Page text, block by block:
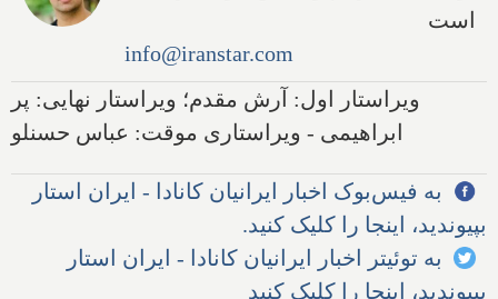
است
info@iranstar.com
ویراستار اول: آرش مقدم؛ ویراستار نهایی: پر
ابراهیمی - ویراستاری موقت: عباس حسنلو
به فیس‌بوک اخبار ایرانیان کانادا - ایران استار
بپیوندید، اینجا را کلیک کنید.
به توئیتر اخبار ایرانیان کانادا - ایران استار
بپیوندید، اینجا را کلیک کنید